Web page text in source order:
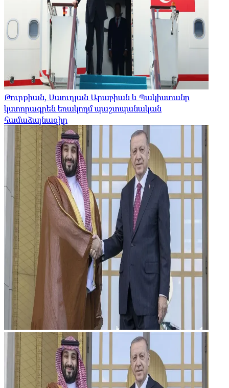
Թուրքիան, Սաուդյան Արաբիան և Պակիստանը
կստորագրեն եռակողմ պաշտպանական
համաձայնագիր